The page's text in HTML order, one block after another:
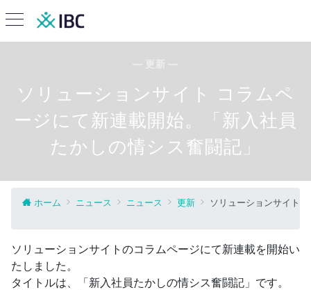
ソリューションサイト コラムペ
ージにて新連載開始。「新入社員
たかしの情シス奮闘記」
ホーム ニュース ニュース 更新 ソリューションサイト
ソリューションサイトのコラムページにて新連載を開始い
たしました。
タイトルは、「新入社員たかしの情シス奮闘記」です。